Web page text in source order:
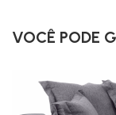
VOCÊ PODE